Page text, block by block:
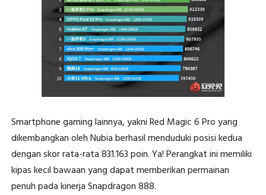
Smartphone gaming lainnya, yakni Red Magic 6 Pro yang
dikembangkan oleh Nubia berhasil menduduki posisi kedua
dengan skor rata-rata 831.163 poin. Ya! Perangkat ini memiliki
kipas kecil bawaan yang dapat memberikan permainan
penuh pada kinerja Snapdragon 888.